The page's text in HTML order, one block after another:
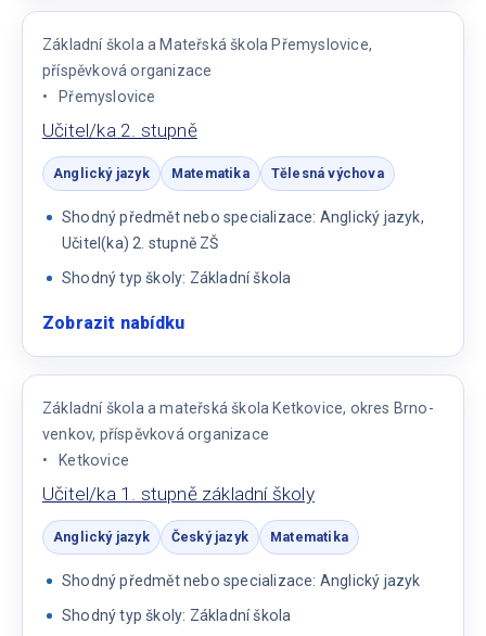
zeměpis,
fyzika
Základní škola a Mateřská škola Přemyslovice,
příspěvková organizace
Přemyslovice
Učitel/ka 2. stupně
Anglický jazyk Matematika Tělesná výchova
Shodný předmět nebo specializace: Anglický jazyk,
Učitel(ka) 2. stupně ZŠ
Shodný typ školy: Základní škola
Zobrazit nabídku:
2.
stupně
Základní škola a mateřská škola Ketkovice, okres Brno-
venkov, příspěvková organizace
Ketkovice
Učitel/ka 1. stupně základní školy
Anglický jazyk Český jazyk Matematika
Shodný předmět nebo specializace: Anglický jazyk
Shodný typ školy: Základní škola